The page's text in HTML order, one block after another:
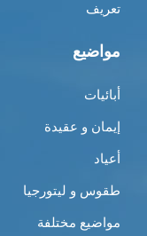
تعريف
مواضيع
أبائيات
إيمان و عقيدة
أعياد
طقوس و ليتورجيا
مواضيع مختلفة